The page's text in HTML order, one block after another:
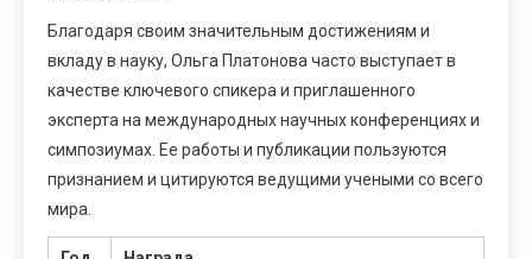
Благодаря своим значительным достижениям и
вкладу в науку, Ольга Платонова часто выступает в
качестве ключевого спикера и приглашенного
эксперта на международных научных конференциях и
симпозиумах. Ее работы и публикации пользуются
признанием и цитируются ведущими учеными со всего
мира.